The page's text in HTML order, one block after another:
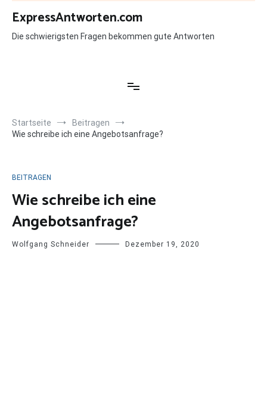
Zum
Inhalt
springen
ExpressAntworten.com
Die schwierigsten Fragen bekommen gute Antworten
Startseite
Beitragen
Wie schreibe ich eine Angebotsanfrage?
BEITRAGEN
Wie schreibe ich eine
Angebotsanfrage?
Wolfgang Schneider Dezember 19, 2020